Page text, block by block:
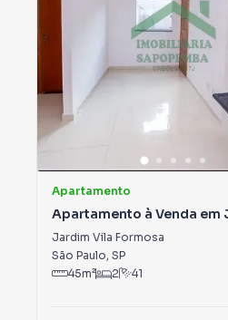
Apartamento
Apartamento à Venda em
Vila Formosa
Jardim Vila Formosa
São Paulo, SP
45m² 2 41